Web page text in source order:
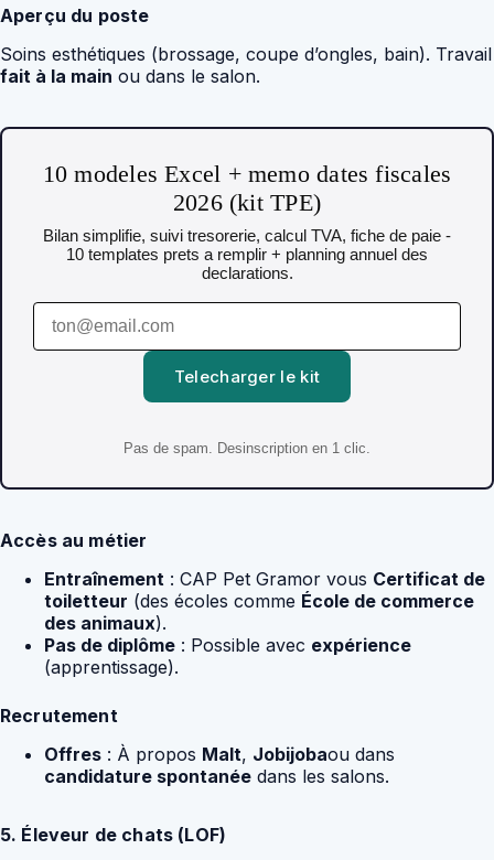
Aperçu du poste
Soins esthétiques (brossage, coupe d’ongles, bain). Travail
fait à la main ou dans le salon.
10 modeles Excel + memo dates fiscales
2026 (kit TPE)
Bilan simplifie, suivi tresorerie, calcul TVA, fiche de paie -
10 templates prets a remplir + planning annuel des
declarations.
Telecharger le kit
Pas de spam. Desinscription en 1 clic.
Accès au métier
Entraînement : CAP Pet Gramor vous Certificat de
toiletteur (des écoles comme École de commerce
des animaux).
Pas de diplôme : Possible avec expérience
(apprentissage).
Recrutement
Offres : À propos Malt, Jobijobaou dans
candidature spontanée dans les salons.
5. Éleveur de chats (LOF)